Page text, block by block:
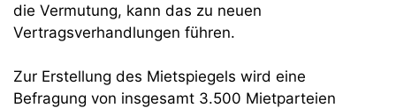
die Vermutung, kann das zu neuen
Vertragsverhandlungen führen.
Zur Erstellung des Mietspiegels wird eine
Befragung von insgesamt 3.500 Mietparteien